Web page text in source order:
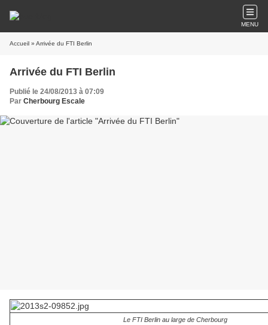
MENU
Accueil » Arrivée du FTI Berlin
Arrivée du FTI Berlin
Publié le 24/08/2013 à 07:09
Par Cherbourg Escale
Le FTI Berlin au large de Cherbourg